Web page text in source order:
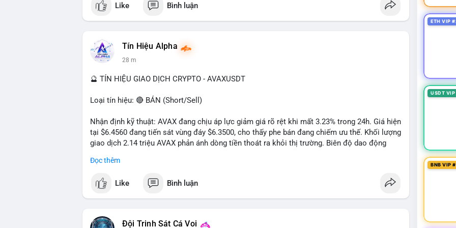
Like Bình luận
Tín Hiệu Alpha
28 m
🔮 TÍN HIỆU GIAO DỊCH CRYPTO - AVAXUSDT
Loại tín hiệu: 🔴 BÁN (Short/Sell)
Nhận định kỹ thuật: AVAX đang chịu áp lực giảm giá rõ rệt khi mất 3.23% trong 24h. Giá hiện
tại $6.4560 đang tiến sát vùng đáy $6.3500, cho thấy phe bán đang chiếm ưu thế. Khối lượng
giao dịch 2.14 triệu AVAX phản ánh dòng tiền thoát ra khỏi thị trường. Biên độ dao động
- Vùng Entry: $6.4500 - $6.4800
- Mục tiêu chốt lời (Take Profit - TP): TP1: $6.3500, TP2: $6.2800
Đọc thêm
Like Bình luận
Đội Trinh Sát Cá Voi
ETH VIP
USDT
BNB VIP